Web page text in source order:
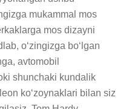
mukammal mos
mos dizayni
o‘zingizga bo‘lgan
avtomobil
shunchaki kundalik
ko‘zoynaklari bilan siz